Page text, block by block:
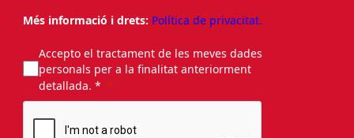
Més informació i drets: Política de privacitat.
Accepto el tractament de les meves dades
personals per a la finalitat anteriorment
detallada. *